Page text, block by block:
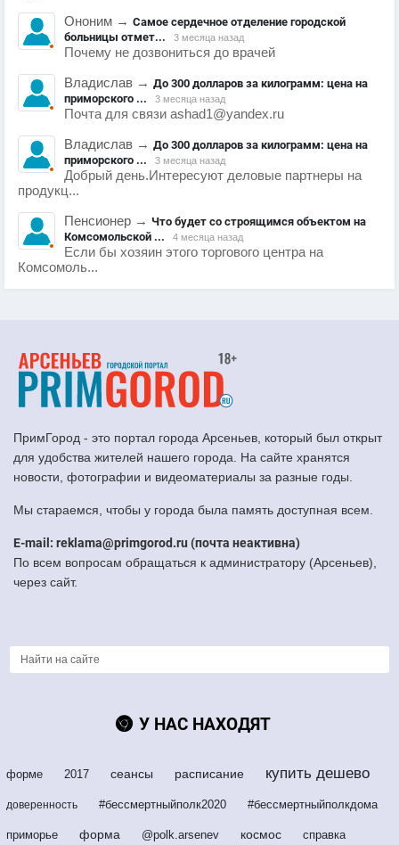
Ононим → Самое сердечное отделение городской
больницы отмет...
3 месяца назад
Почему не дозвониться до врачей
Владислав → До 300 долларов за килограмм: цена на
приморского ...
3 месяца назад
Почта для связи ashad1@yandex.ru
Владислав → До 300 долларов за килограмм: цена на
приморского ...
3 месяца назад
Добрый день.Интересуют деловые партнеры на
продукц...
Пенсионер → Что будет со строящимся объектом на
Комсомольской ...
4 месяца назад
Если бы хозяин этого торгового центра на
Комсомоль...
ПримГород - это портал города Арсеньев, который был открыт
для удобства жителей нашего города. На сайте хранятся
новости, фотографии и видеоматериалы за разные годы.
Мы стараемся, чтобы у города была память доступная всем.
E-mail: reklama@primgorod.ru (почта неактивна)
По всем вопросам обращаться к администратору (Арсеньев),
через сайт.
У НАС НАХОДЯТ
форме 2017 сеансы расписание купить дешево
доверенность #бессмертныйполк2020 #бессмертныйполкдома
приморье форма @polk.arsenev космос справка